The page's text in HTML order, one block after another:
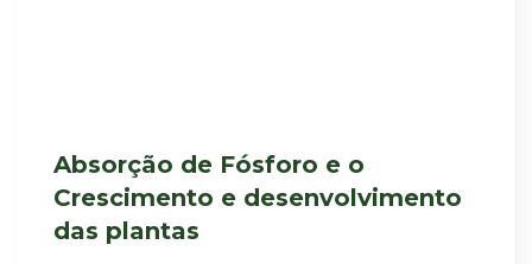
Absorção de Fósforo e o
Crescimento e desenvolvimento
das plantas